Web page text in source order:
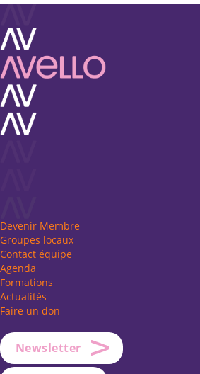
Devenir Membre
Groupes locaux
Contact équipe
Agenda
Formations
Actualités
Faire un don
Newsletter